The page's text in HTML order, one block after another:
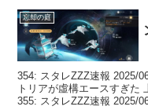
忘却の庭
354: スタレZZZ速報 2025/
トリアが虛構エースすぎた
355: スタレZZZ速報 2025/